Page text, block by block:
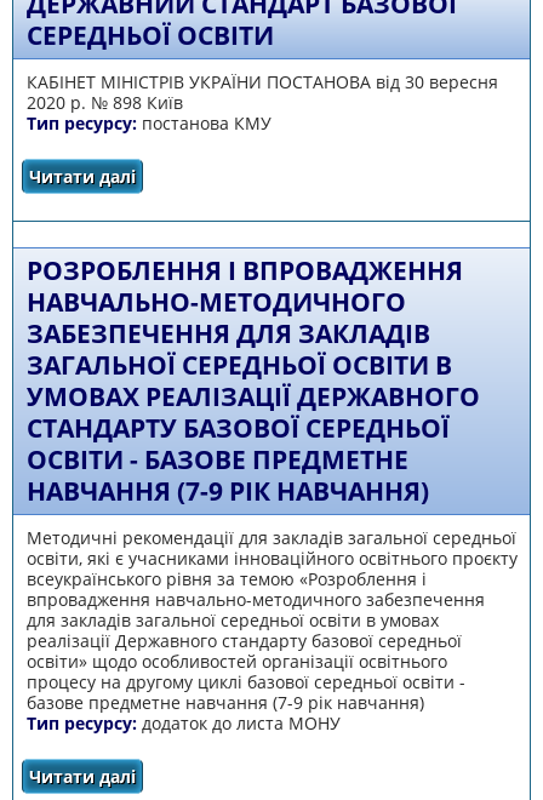
СЕРЕДНЬОЇ ОСВІТИ
КАБІНЕТ МІНІСТРІВ УКРАЇНИ ПОСТАНОВА від 30 вересня
2020 р. № 898 Київ
Тип ресурсу: постанова КМУ
Читати далі
РОЗРОБЛЕННЯ І ВПРОВАДЖЕННЯ
НАВЧАЛЬНО-МЕТОДИЧНОГО
ЗАБЕЗПЕЧЕННЯ ДЛЯ ЗАКЛАДІВ
ЗАГАЛЬНОЇ СЕРЕДНЬОЇ ОСВІТИ В
УМОВАХ РЕАЛІЗАЦІЇ ДЕРЖАВНОГО
СТАНДАРТУ БАЗОВОЇ СЕРЕДНЬОЇ
ОСВІТИ - БАЗОВЕ ПРЕДМЕТНЕ
НАВЧАННЯ (7-9 РІК НАВЧАННЯ)
Методичні рекомендації для закладів загальної середньої
освіти, які є учасниками інноваційного освітнього проєкту
всеукраїнського рівня за темою «Розроблення і
впровадження навчально-методичного забезпечення
для закладів загальної середньої освіти в умовах
реалізації Державного стандарту базової середньої
освіти» щодо особливостей організації освітнього
процесу на другому циклі базової середньої освіти -
базове предметне навчання (7-9 рік навчання)
Тип ресурсу: додаток до листа МОНУ
Читати даліпро Розроблення і впровадження навчально-